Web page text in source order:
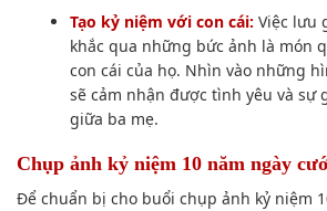
Tạo kỷ niệm với con cái: Việc lưu
khắc qua những bức ảnh là món
con cái của họ. Nhìn vào những
sẽ cảm nhận được tình yêu và sự
giữa ba mẹ.
Chụp ảnh kỷ niệm 10 năm ngày
Để chuẩn bị cho buổi chụp ảnh kỷ niệm